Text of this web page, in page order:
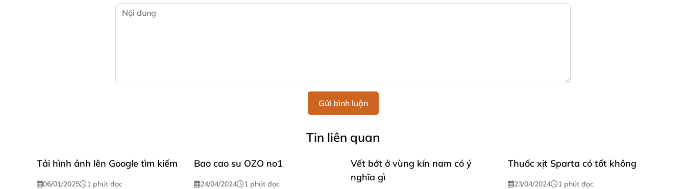
Gửi bình luận
Tin liên quan
Tải hình ảnh lên Google tìm kiếm
06/01/2025
1 phút đọc
Bao cao su OZO no1
24/04/2024
1 phút đọc
Vết bớt ở vùng kín nam có ý
nghĩa gì
Thuốc xịt Sparta có tốt không
23/04/2024
1 phút đọc